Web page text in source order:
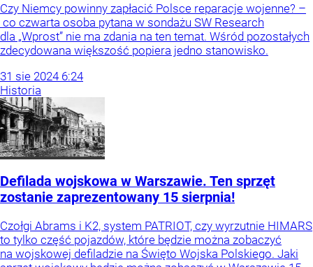
Czy Niemcy powinny zapłacić Polsce reparacje wojenne? –
co czwarta osoba pytana w sondażu SW Research
dla „Wprost” nie ma zdania na ten temat. Wśród pozostałych
zdecydowana większość popiera jedno stanowisko.
31 sie 2024 6:24
Historia
Defilada wojskowa w Warszawie. Ten sprzęt
zostanie zaprezentowany 15 sierpnia!
Czołgi Abrams i K2, system PATRIOT, czy wyrzutnie HIMARS
to tylko część pojazdów, które będzie można zobaczyć
na wojskowej defiladzie na Święto Wojska Polskiego. Jaki